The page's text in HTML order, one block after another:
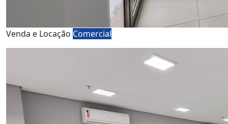
Venda e Locação Comercial